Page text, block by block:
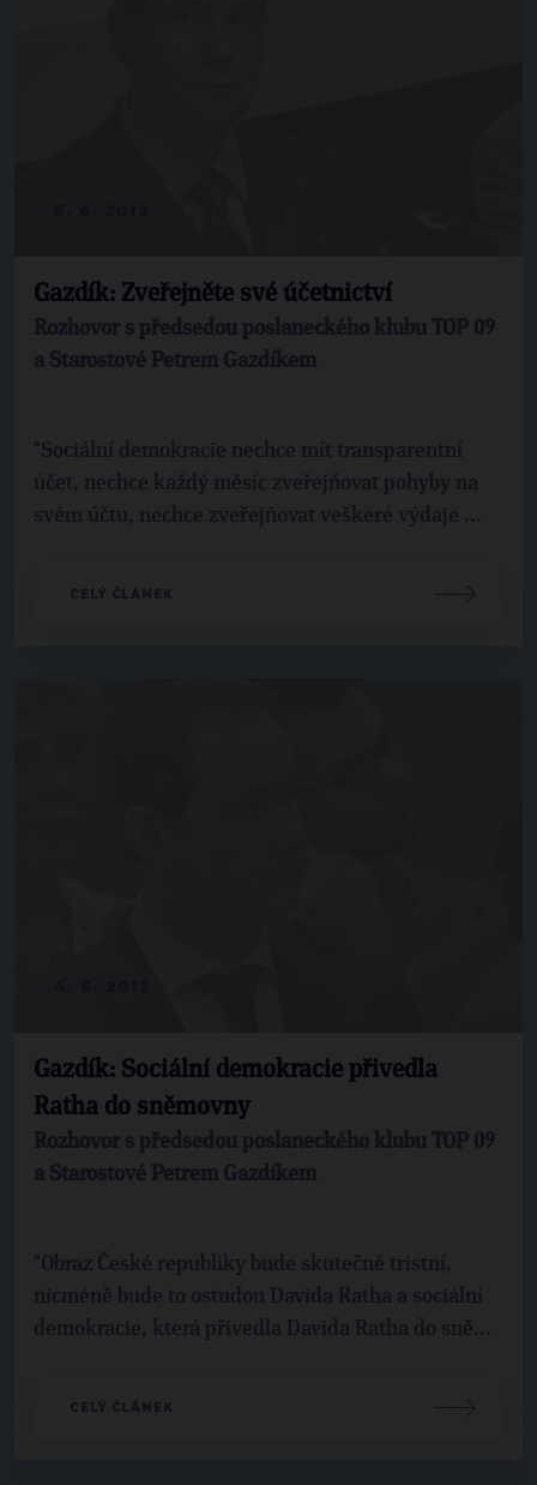
Gazdík: Zveřejněte své účetnictví
Rozhovor s předsedou poslaneckého klubu TOP 09
a Starostové Petrem Gazdíkem
"Sociální demokracie nechce mít transparentní
účet, nechce každý měsíc zveřejňovat pohyby na
svém účtu, nechce zveřejňovat veškeré výdaje ...
CELÝ ČLÁNEK
Gazdík: Sociální demokracie přivedla
Ratha do sněmovny
Rozhovor s předsedou poslaneckého klubu TOP 09
a Starostové Petrem Gazdíkem
"Obraz České republiky bude skutečně tristní,
nicméně bude to ostudou Davida Ratha a sociální
demokracie, která přivedla Davida Ratha do sně...
CELÝ ČLÁNEK